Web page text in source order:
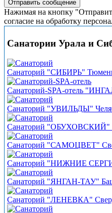
Нажимая на кнопку
согласие на обработку
Санатории Урала и
Санаторий "СИБИРЬ"
Санаторий-SPA-отель
Санаторий "УВИЛЬДЫ"
Санаторий "ОБУХОВСКИЙ"
Санаторий "САМОЦВЕТ"
Санаторий "НИЖНИЕ СЕРГИ"
Санаторий "ЯНГАН-ТАУ"
Санаторий "ЛЕНЕВКА"